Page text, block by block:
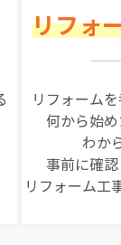
リフォ
リフォームを
何から始
わか
事前に確
リフォーム工